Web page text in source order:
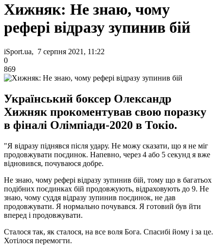
Хижняк: Не знаю, чому
рефері відразу зупинив бій
iSport.ua, 7 серпня 2021, 11:22
0
869
Український боксер Олександр
Хижняк прокоментував свою поразку
в фіналі Олімпіади-2020 в Токіо.
"Я відразу піднявся після удару. Не можу сказати, що я не міг
продовжувати поєдинок. Напевно, через 4 або 5 секунд я вже
відновився, почуваюся добре.
Не знаю, чому рефері відразу зупинив бій, тому що в багатьох
подібних поєдинках бій продовжують, відраховують до 9. Не
знаю, чому суддя відразу зупинив поєдинок, не дав
продовжувати. Я нормально почувався. Я готовий був йти
вперед і продовжувати.
Сталося так, як сталося, на все воля Бога. Спасибі йому і за це.
Хотілося перемогти.